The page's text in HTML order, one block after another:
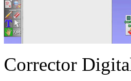
Corrector